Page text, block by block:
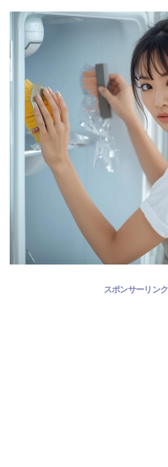
スポンサーリンク